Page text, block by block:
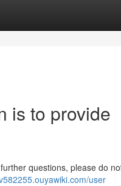
is to provide
questions, please do
user